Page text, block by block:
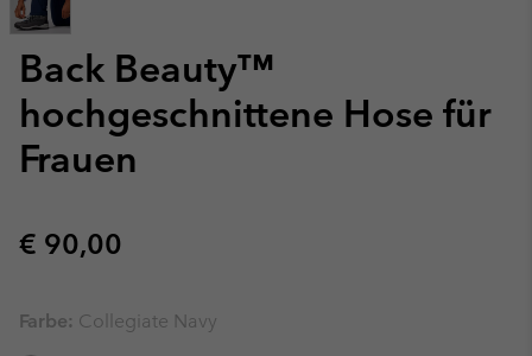
Back Beauty™
hochgeschnittene Hose für
Frauen
Regular price:
€ 90,00
Farbe: Collegiate Navy